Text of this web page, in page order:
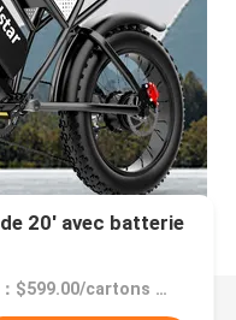
20' avec batterie
Prix：$599.00/cartons 2-49 cartons